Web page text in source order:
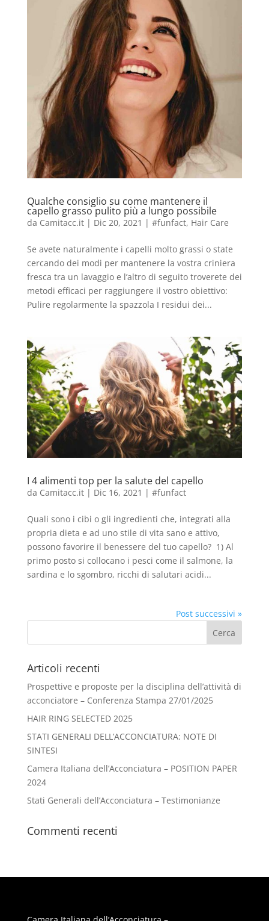
Qualche consiglio su come mantenere il
capello grasso pulito più a lungo possibile
da Camitacc.it| Dic 20, 2021 | #funfact, Hair Care
Se avete naturalmente i capelli molto grassi o state
cercando dei modi per mantenere la vostra criniera
fresca tra un lavaggio e l’altro di seguito troverete dei
metodi efficaci per raggiungere il vostro obiettivo:
Pulire regolarmente la spazzola I residui dei...
I 4 alimenti top per la salute del capello
da Camitacc.it| Dic 16, 2021 | #funfact
Quali sono i cibi o gli ingredienti che, integrati alla
propria dieta e ad uno stile di vita sano e attivo,
possono favorire il benessere del tuo capello? 1) Al
primo posto si collocano i pesci come il salmone, la
sardina e lo sgombro, ricchi di salutari acidi...
Post successivi »
Articoli recenti
Prospettive e proposte per la disciplina dell’attività di
acconciatore – Conferenza Stampa 27/01/2025
HAIR RING SELECTED 2025
STATI GENERALI DELL’ACCONCIATURA: NOTE DI
SINTESI
Camera Italiana dell’Acconciatura – POSITION PAPER
2024
Stati Generali dell’Acconciatura – Testimonianze
Commenti recenti